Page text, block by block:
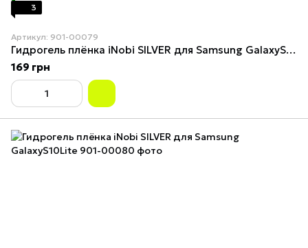
3
Артикул: 901-00079
Гидрогель плёнка iNobi SILVER для Samsung GalaxyS10E
169 грн